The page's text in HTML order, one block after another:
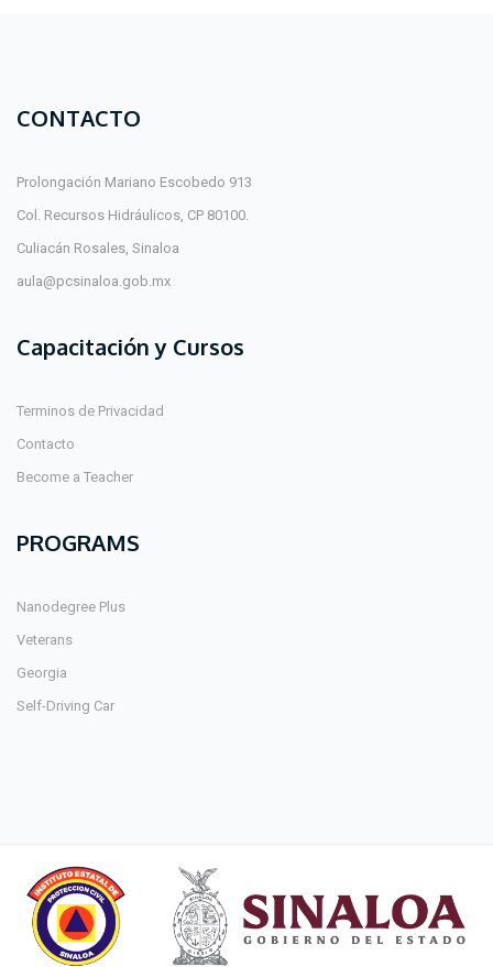
CONTACTO
Prolongación Mariano Escobedo 913
Col. Recursos Hidráulicos, CP 80100.
Culiacán Rosales, Sinaloa
aula@pcsinaloa.gob.mx
Capacitación y Cursos
Terminos de Privacidad
Contacto
Become a Teacher
PROGRAMS
Nanodegree Plus
Veterans
Georgia
Self-Driving Car